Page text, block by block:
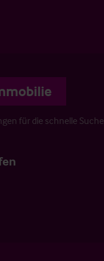
für die schnelle Suche